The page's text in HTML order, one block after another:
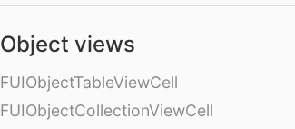
Object views
FUIObjectTableViewCell
FUIObjectCollectionViewCell